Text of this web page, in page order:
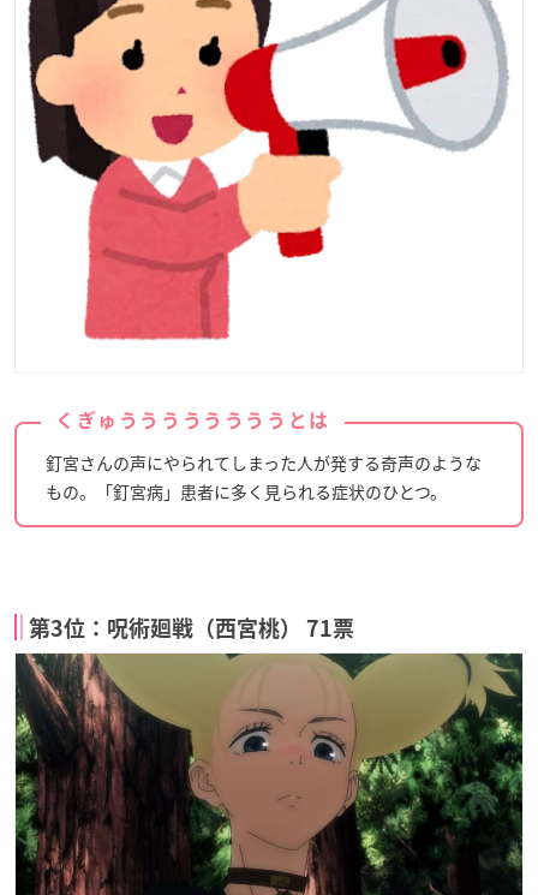
くぎゅううううううううとは
釘宮さんの声にやられてしまった人が発する奇声のような
もの。「釘宮病」患者に多く見られる症状のひとつ。
第3位：呪術廻戦（西宮桃） 71票